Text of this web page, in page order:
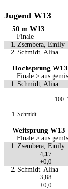
Jugend W13
50 m W13
Finale
1.
Zsembera, Emily
2. Schmidt, Alina
Hochsprung W13
Finale > aus
1.
Schmidt, Alina
100
—–
1. Schmidt –
Weitsprung W13
Finale > aus
1.
Zsembera, Emily
4,17
+0,0
2. Schmidt, Alina
3,88
+0,0